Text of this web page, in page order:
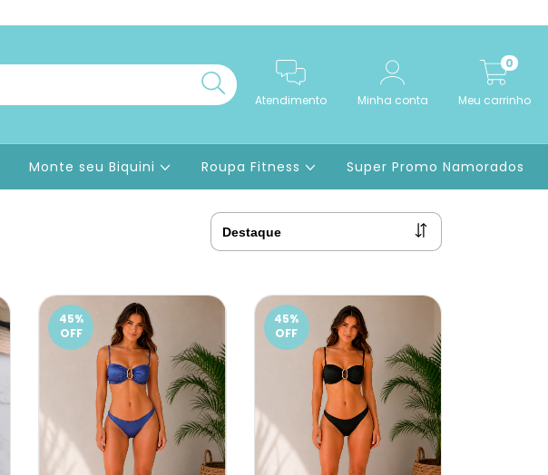
Atendimento Minha conta Meu carrinho
0
Monte seu Biquini Roupa Fitness Super Promo Namorados
45%
OFF
45%
OFF